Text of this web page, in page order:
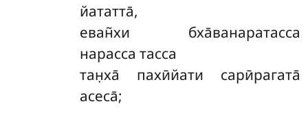
йататта̄,
еван̃хи бха̄ванаратасса
нарасса тасса
тан̣ха̄ пахӣйати сарӣрагата̄
асеса̄;